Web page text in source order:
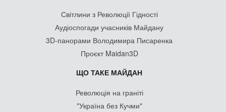
Світлини з Революції Гідності
Аудіоспогади учасників Майдану
3D-панорами Володимира Писаренка
Проєкт Maidan3D
ЩО ТАКЕ МАЙДАН
Революція на граніті
"Україна без Кучми"